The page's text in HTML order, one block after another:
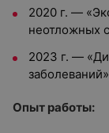
2020 г. —
неотложных
2023 г. —
Опыт работы: